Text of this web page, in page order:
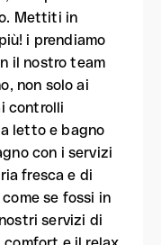
Mettiti in
i prendiamo
il nostro team
non solo ai
controlli
letto e bagno
con i servizi
fresca e di
se fossi in
servizi di